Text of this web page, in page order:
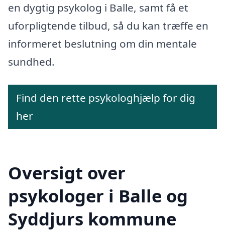
en dygtig psykolog i Balle, samt få et
uforpligtende tilbud, så du kan træffe en
informeret beslutning om din mentale
sundhed.
Find den rette psykologhjælp for dig
her
Oversigt over
psykologer i Balle og
Syddjurs kommune